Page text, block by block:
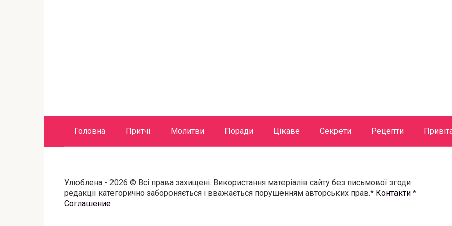
Головна Притчі Молитви Поради Цікаве Секрети Рецепти
Улюблена - 2026 © Всі права захищені. Використання матеріалів сайту без письмової згоди
редакції категорично забороняється і вважається порушенням авторських прав.* Контакти *
Соглашение